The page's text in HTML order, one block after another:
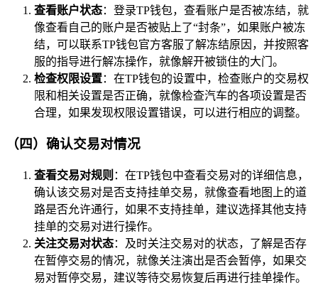
查看账户状态：登录TP钱包，查看账户是否被冻结，就
像查看自己的账户是否被贴上了“封条”，如果账户被冻
结，可以联系TP钱包官方客服了解冻结原因，并按照客
服的指导进行解冻操作，就像解开被锁住的大门。
检查权限设置：在TP钱包的设置中，检查账户的交易权
限和相关设置是否正确，就像检查汽车的各项设置是否
合理，如果发现权限设置错误，可以进行相应的调整。
（四）确认交易对情况
查看交易对规则 ：在TP钱包中查看交易对的详细信息，
确认该交易对是否支持挂单交易，就像查看地图上的道
路是否允许通行，如果不支持挂单，建议选择其他支持
挂单的交易对进行操作。
关注交易对状态：及时关注交易对的状态，了解是否存
在暂停交易的情况，就像关注演出是否会暂停，如果交
易对暂停交易，建议等待交易恢复后再进行挂单操作。